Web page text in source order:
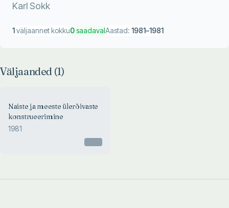
Karl Sokk
1väljaannet kokku0saadavalAastad: 1981–1981
Väljaanded (1)
Naiste ja meeste ülerõivaste
konstrueerimine
1981